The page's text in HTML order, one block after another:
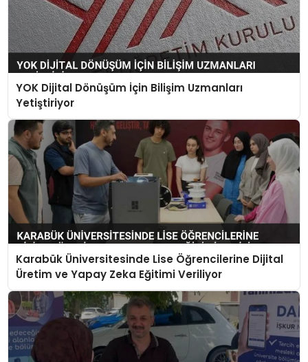
YOK Dijital Dönüşüm İçin Bilişim Uzmanları
Yetiştiriyor
Karabük Üniversitesinde Lise Öğrencilerine Dijital
Üretim ve Yapay Zeka Eğitimi Veriliyor